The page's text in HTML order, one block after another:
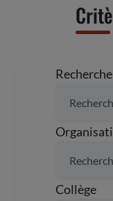
Recherche
Collège